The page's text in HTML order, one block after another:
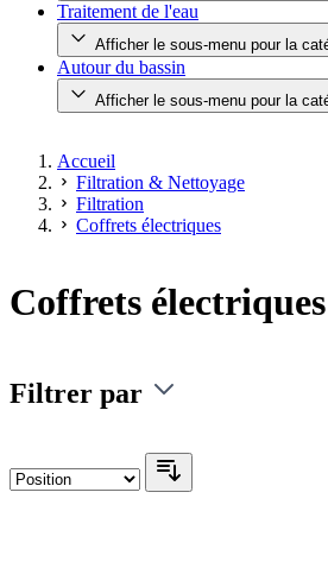
Traitement de l'eau
Afficher le sous-menu pour la
Autour du bassin
Afficher le sous-menu pour la
Accueil
Filtration & Nettoyage
Filtration
Coffrets électriques
Coffrets électriques
Filtrer par